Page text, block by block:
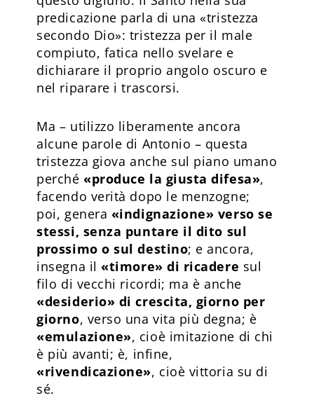
predicazione parla di una «tristezza
secondo Dio»: tristezza per il male
compiuto, fatica nello svelare e
dichiarare il proprio angolo oscuro e
nel riparare i trascorsi.
Ma – utilizzo liberamente ancora
alcune parole di Antonio – questa
tristezza giova anche sul piano umano
perché «produce la giusta difesa»,
facendo verità dopo le menzogne;
poi, genera «indignazione» verso se
stessi, senza puntare il dito sul
prossimo o sul destino; e ancora,
insegna il «timore» di ricadere sul
filo di vecchi ricordi; ma è anche
«desiderio» di crescita, giorno per
giorno, verso una vita più degna; è
«emulazione», cioè imitazione di chi
è più avanti; è, infine,
«rivendicazione», cioè vittoria su di
sé.